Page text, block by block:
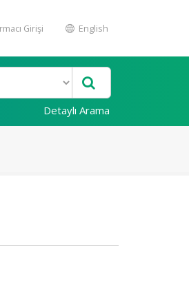
Girişi English
Detaylı Arama